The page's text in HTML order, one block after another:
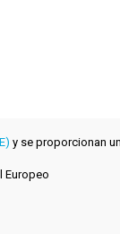
y se proporcionan
Europeo